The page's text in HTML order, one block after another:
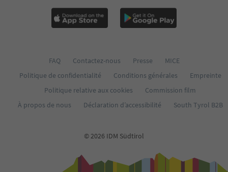
FAQ Contactez-nous Presse
MICE
Politique de confidentialité
Conditions générales
Empreinte
Politique relative aux cookies
Commission film
À propos de nous
Déclaration d’accessibilité South Tyrol B2B
© 2026 IDM Südtirol